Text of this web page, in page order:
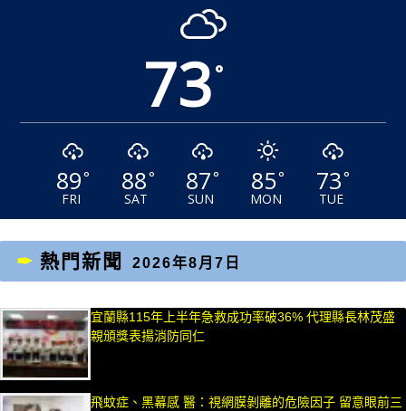
73°
89°
FRI
88°
SAT
87°
SUN
85°
MON
73°
TUE
熱門新聞 2026年8月7日
宜蘭縣115年上半年急救成功率破36% 代理縣長林茂盛
親頒獎表揚消防同仁
飛蚊症、黑幕感 醫：視網膜剝離的危險因子 留意眼前三